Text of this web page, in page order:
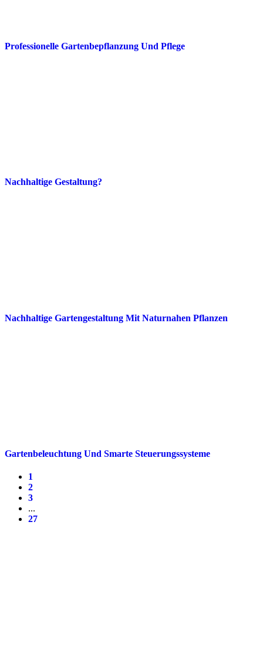
Professionelle Gartenbepflanzung Und Pflege
Nachhaltige Gestaltung?
Nachhaltige Gartengestaltung Mit Naturnahen Pflanzen
Gartenbeleuchtung Und Smarte Steuerungssysteme
1
2
3
...
27